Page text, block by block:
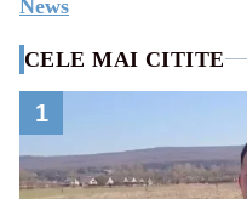
News
CELE MAI CITITE
1